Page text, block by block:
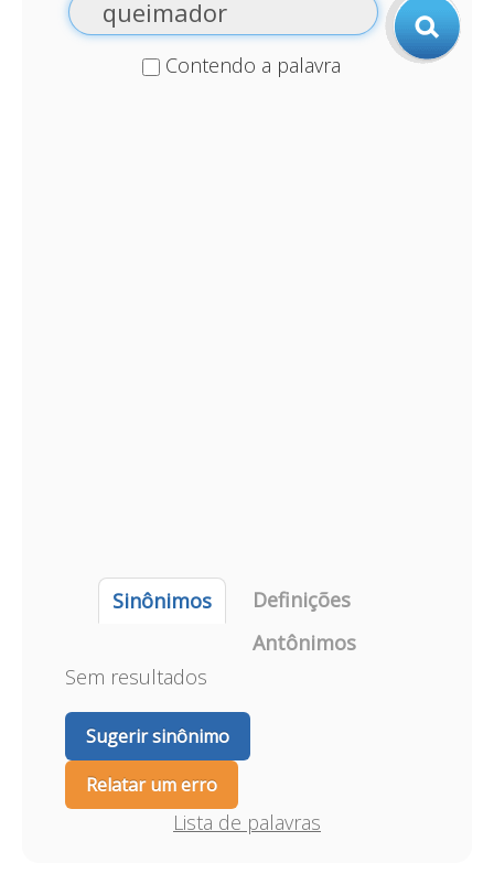
Contendo a palavra
Sinônimos
Definições
Antônimos
Sem resultados
Sugerir sinônimo
Relatar um erro
Lista de palavras